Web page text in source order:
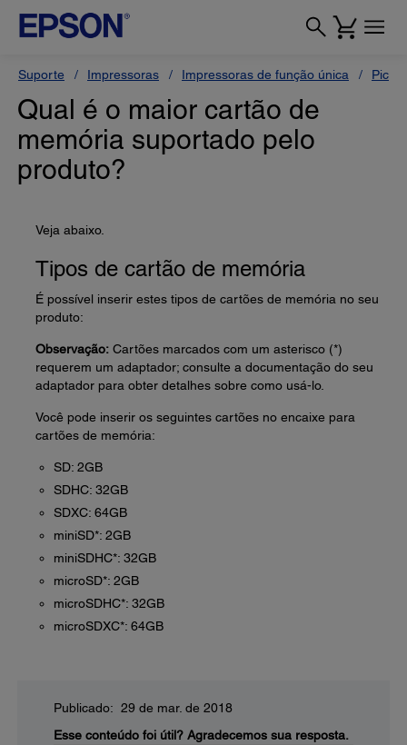
Suporte Impressoras Impressoras de função única
Qual é o maior cartão de
memória suportado pelo
produto?
Veja abaixo.
Tipos de cartão de memória
É possível inserir estes tipos de cartões de memória no seu
produto:
Observação: Cartões marcados com um asterisco (*)
requerem um adaptador; consulte a documentação do seu
adaptador para obter detalhes sobre como usá-lo.
Você pode inserir os seguintes cartões no encaixe para
cartões de memória:
SD: 2GB
SDHC: 32GB
SDXC: 64GB
miniSD*: 2GB
miniSDHC*: 32GB
microSD*: 2GB
microSDHC*: 32GB
microSDXC*: 64GB
Publicado: 29 de mar. de 2018
Esse conteúdo foi útil? Agradecemos sua resposta.